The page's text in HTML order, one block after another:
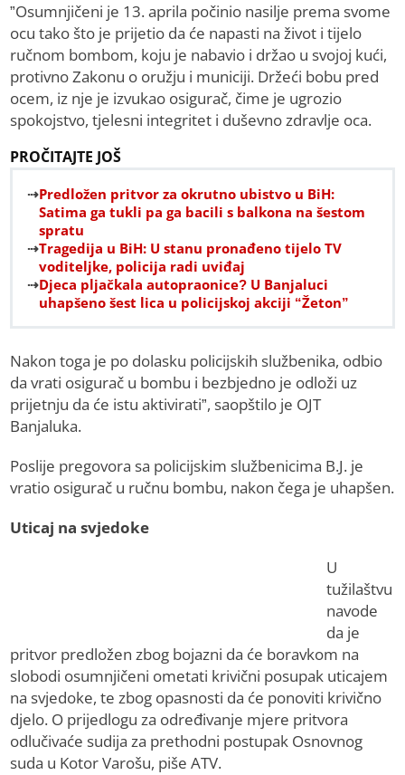
”Osumnjičeni je 13. aprila počinio nasilje prema svome
ocu tako što je prijetio da će napasti na život i tijelo
ručnom bombom, koju je nabavio i držao u svojoj kući,
protivno Zakonu o oružju i municiji. Držeći bobu pred
ocem, iz nje je izvukao osigurač, čime je ugrozio
spokojstvo, tjelesni integritet i duševno zdravlje oca.
PROČITAJTE JOŠ
Predložen pritvor za okrutno ubistvo u BiH:
Satima ga tukli pa ga bacili s balkona na šestom
spratu
Tragedija u BiH: U stanu pronađeno tijelo TV
voditeljke, policija radi uviđaj
Djeca pljačkala autopraonice? U Banjaluci
uhapšeno šest lica u policijskoj akciji “Žeton”
Nakon toga je po dolasku policijskih službenika, odbio
da vrati osigurač u bombu i bezbjedno je odloži uz
prijetnju da će istu aktivirati”, saopštilo je OJT
Banjaluka.
Poslije pregovora sa policijskim službenicima B.J. je
vratio osigurač u ručnu bombu, nakon čega je uhapšen.
Uticaj na svjedoke
U
tužilaštvu
navode
da je
pritvor predložen zbog bojazni da će boravkom na
slobodi osumnjičeni ometati krivični posupak uticajem
na svjedoke, te zbog opasnosti da će ponoviti krivično
djelo. O prijedlogu za određivanje mjere pritvora
odlučivaće sudija za prethodni postupak Osnovnog
suda u Kotor Varošu, piše ATV.